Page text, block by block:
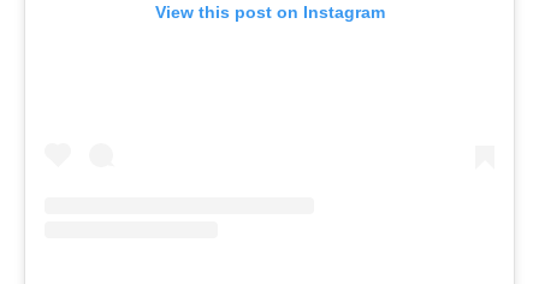
View this post on Instagram